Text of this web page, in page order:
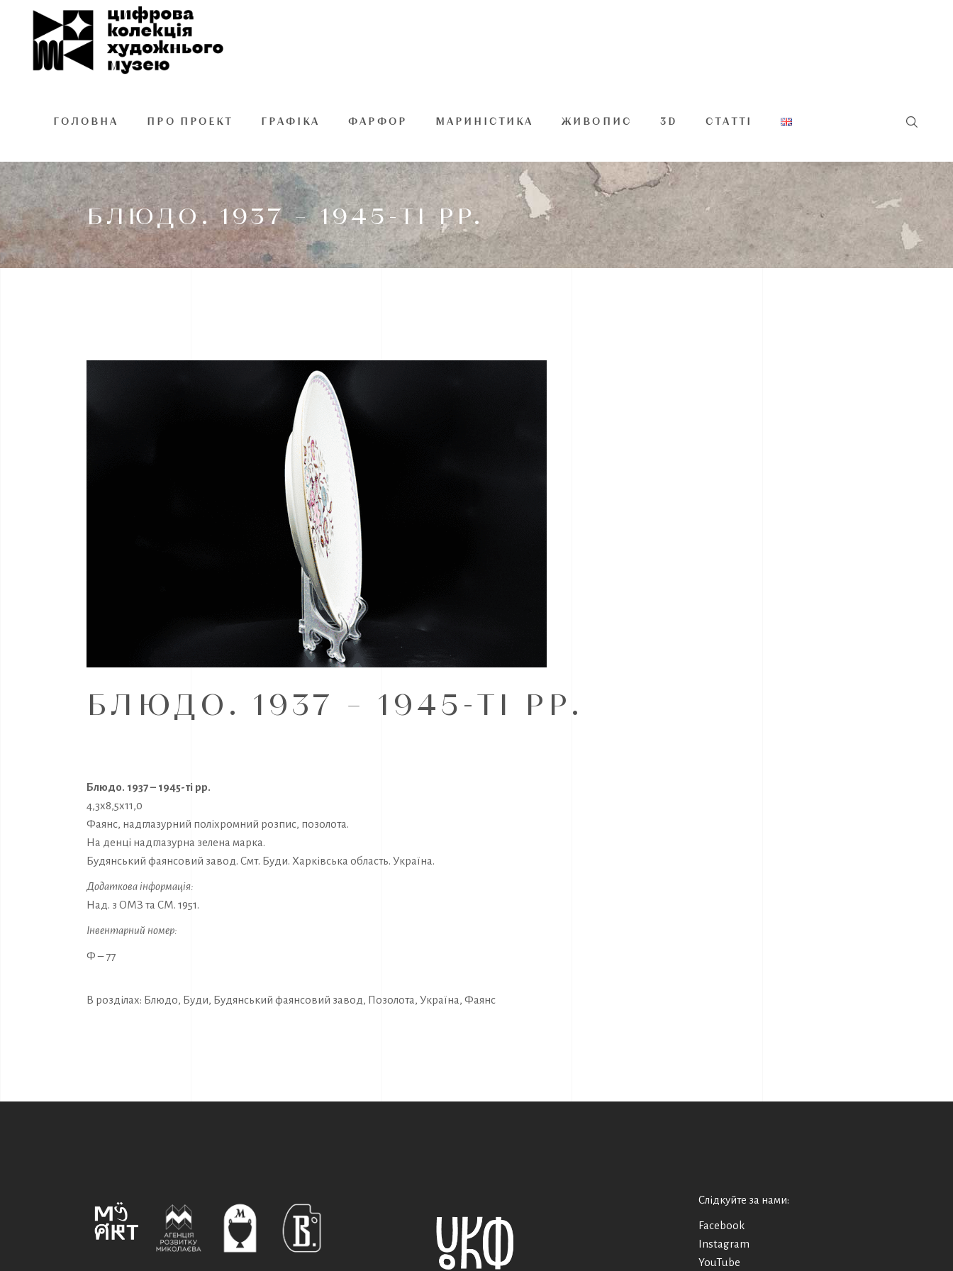
ГОЛОВНА ПРО ПРОЕКТ ГРАФІКА ФАРФОР МАРИНІСТИКА ЖИВОПИС 3D СТАТТІ
БЛЮДО. 1937 – 1945-ТІ РР.
БЛЮДО. 1937 – 1945-ТІ РР.
Блюдо. 1937 – 1945-ті рр.
4,3х8,5х11,0
Фаянс, надглазурний поліхромний розпис, позолота.
На денці надглазурна зелена марка.
Будянський фаянсовий завод. Смт. Буди. Харківська область. Україна.
Додаткова інформація:
Над. з ОМЗ та СМ. 1951.
Інвентарний номер:
Ф – 77
В розділах: Блюдо, Буди, Будянський фаянсовий завод, Позолота, Україна, Фаянс
Слідкуйте за нами:
Facebook
Instagram
YouTube